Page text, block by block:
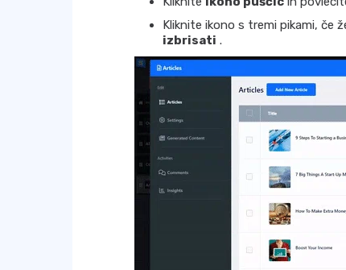
Kliknite ikono s tremi pikami, če
izbrisati .